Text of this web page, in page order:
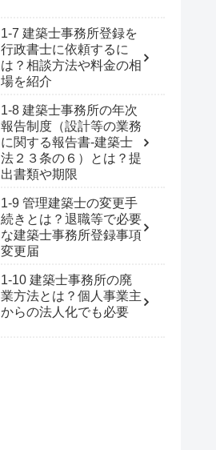
1-7 建築士事務所登録を
行政書士に依頼するに
は？相談方法や料金の相
場を紹介
1-8 建築士事務所の年次
報告制度（設計等の業務
に関する報告書-建築士
法２３条の６）とは？提
出書類や期限
1-9 管理建築士の変更手
続きとは？退職等で必要
な建築士事務所登録事項
変更届
1-10 建築士事務所の廃
業方法とは？個人事業主
からの法人化でも必要